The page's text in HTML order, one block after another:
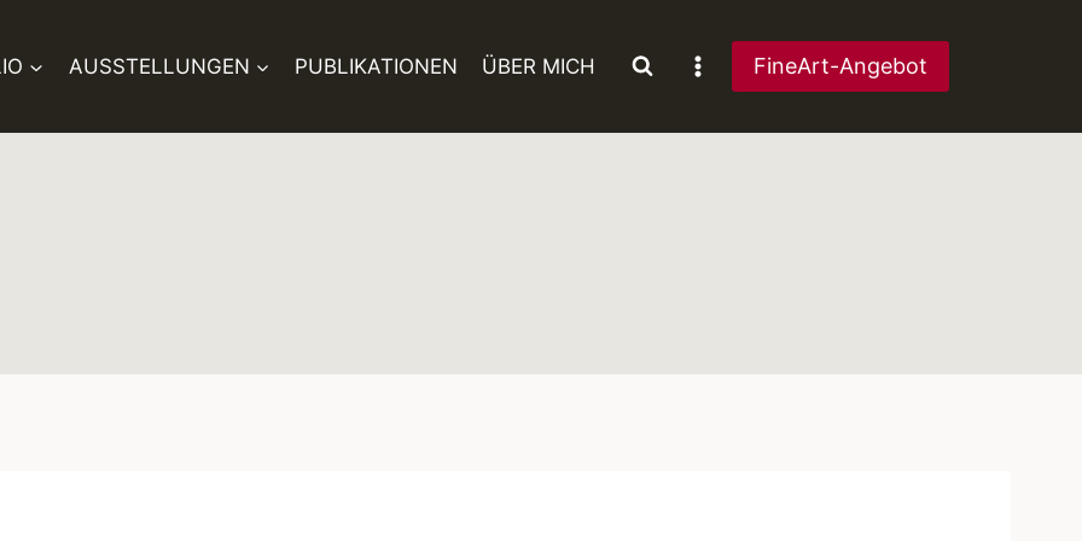
AUSSTELLUNGEN PUBLIKATIONEN ÜBER MICH FineArt-Angebot